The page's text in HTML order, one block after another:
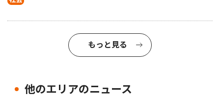
もっと見る
他のエリアのニュース